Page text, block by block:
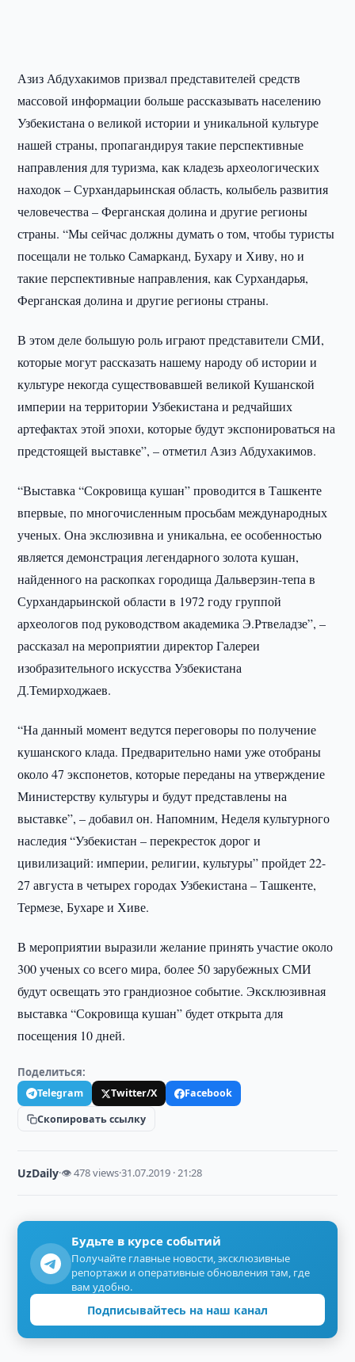
Азиз Абдухакимов призвал представителей средств
массовой информации больше рассказывать населению
Узбекистана о великой истории и уникальной культуре
нашей страны, пропагандируя такие перспективные
направления для туризма, как кладезь археологических
находок – Сурхандарьинская область, колыбель развития
человечества – Ферганская долина и другие регионы
страны. “Мы сейчас должны думать о том, чтобы туристы
посещали не только Самарканд, Бухару и Хиву, но и
такие перспективные направления, как Сурхандарья,
Ферганская долина и другие регионы страны.
В этом деле большую роль играют представители СМИ,
которые могут рассказать нашему народу об истории и
культуре некогда существовавшей великой Кушанской
империи на территории Узбекистана и редчайших
артефактах этой эпохи, которые будут экспонироваться на
предстоящей выставке”, – отметил Азиз Абдухакимов.
“Выставка “Сокровища кушан” проводится в Ташкенте
впервые, по многочисленным просьбам международных
ученых. Она экслюзивна и уникальна, ее особенностью
является демонстрация легендарного золота кушан,
найденного на раскопках городища Дальверзин-тепа в
Сурхандарьинской области в 1972 году группой
археологов под руководством академика Э.Ртвеладзе”, –
рассказал на мероприятии директор Галереи
изобразительного искусства Узбекистана
Д.Темирходжаев.
“На данный момент ведутся переговоры по получение
кушанского клада. Предварительно нами уже отобраны
около 47 экспонетов, которые переданы на утверждение
Министерству культуры и будут представлены на
выставке”, – добавил он. Напомним, Неделя культурного
наследия “Узбекистан – перекресток дорог и
цивилизаций: империи, религии, культуры” пройдет 22-
27 августа в четырех городах Узбекистана – Ташкенте,
Термезе, Бухаре и Хиве.
В мероприятии выразили желание принять участие около
300 ученых со всего мира, более 50 зарубежных СМИ
будут освещать это грандиозное событие. Эксклюзивная
выставка “Сокровища кушан” будет открыта для
посещения 10 дней.
Поделиться:
Telegram Twitter/X
Facebook
Скопировать ссылку
UzDaily·👁 478 views·31.07.2019 · 21:28
Будьте в курсе событий
Получайте главные новости, эксклюзивные
репортажи и оперативные обновления там, где
вам удобно.
Подписывайтесь на наш канал